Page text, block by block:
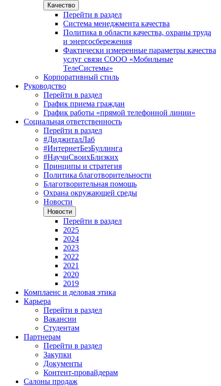
Качество
Перейти в раздел
Система менеджмента качества
Политика в области качества, охраны труда
и энергосбережения
Фактически измеренные параметры качества
услуг связи СООО «Мобильные
ТелеСистемы»
Корпоративный стиль
Руководство
Перейти в раздел
График приема граждан
График работы «прямой телефонной линии»
Социальная ответственность
Перейти в раздел
#ДиджиталЛаб
#ИнтернетБезБуллинга
#НаучиСвоихБлизких
Принципы и стратегия
Политика благотворительности
Благотворительная помощь
Охрана окружающей среды
Новости
Новости
Перейти в раздел
2025
2024
2023
2022
2021
2020
2019
Комплаенс и деловая этика
Карьера
Перейти в раздел
Вакансии
Студентам
Партнерам
Перейти в раздел
Закупки
Документы
Контент-провайдерам
Салоны продаж